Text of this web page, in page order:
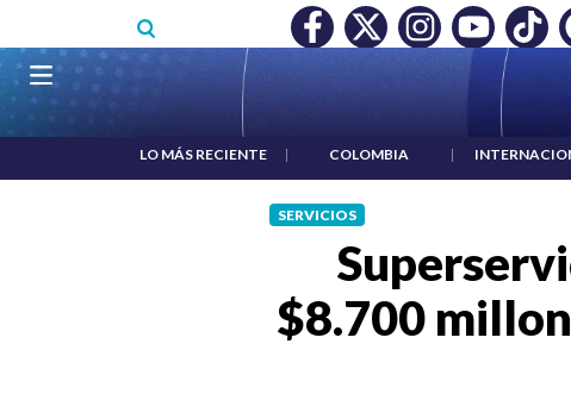
MÍNIMO NO DESTRUYÓ EMPLEO: JP MORGAN | "HABLAR NO ES
Navegación principal
LO MÁS RECIENTE | COLOMBIA |
SERVICIOS
$8.700